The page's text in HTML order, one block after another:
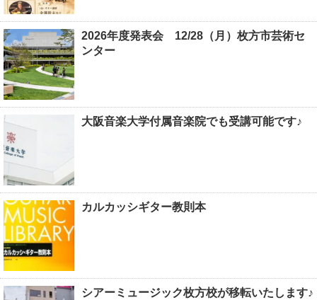
2026年度発表会 12/28（月）枚方市芸術セ
ンター
大阪音楽大学付属音楽院でも受講可能です♪
カルカッシギター教則本
シアーミュージック枚方校が移転いたします♪